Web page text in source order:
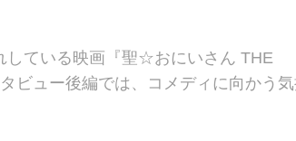
している映画『聖☆おにいさん THE
ビュー後編では、コメディに向かう